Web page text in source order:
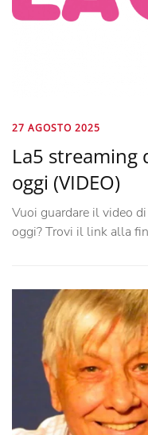
27 AGOSTO 2025
La5
oggi (VIDEO)
Vuoi guardare il video
oggi? Trovi il link alla